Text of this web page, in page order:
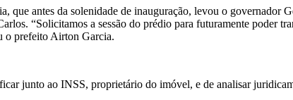
que antes da solenidade de inauguração, levou o
“Solicitamos a sessão do prédio para futuramente poder
o prefeito Airton Garcia.
junto ao INSS, proprietário do imóvel, e de analisar